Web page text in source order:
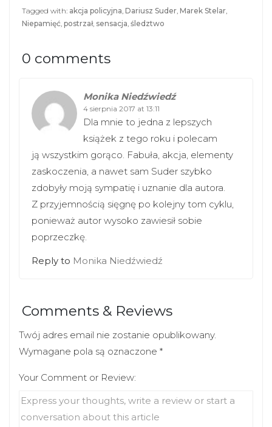
Tagged with: akcja policyjna Dariusz Suder Marek Stelar
Niepamięć postrzał, sensacja śledztwo
0 comments
Monika Niedźwiedź
4 sierpnia 2017 at 13:11
Dla mnie to jedna z lepszych
książek z tego roku i polecam
ją wszystkim gorąco. Fabuła, akcja, elementy
zaskoczenia, a nawet sam Suder szybko
zdobyły moją sympatię i uznanie dla autora.
Z przyjemnością sięgnę po kolejny tom cyklu,
ponieważ autor wysoko zawiesił sobie
poprzeczkę.
Reply to Monika Niedźwiedź
Comments & Reviews
Twój adres email nie zostanie opublikowany.
Wymagane pola są oznaczone *
Your Comment or Review: